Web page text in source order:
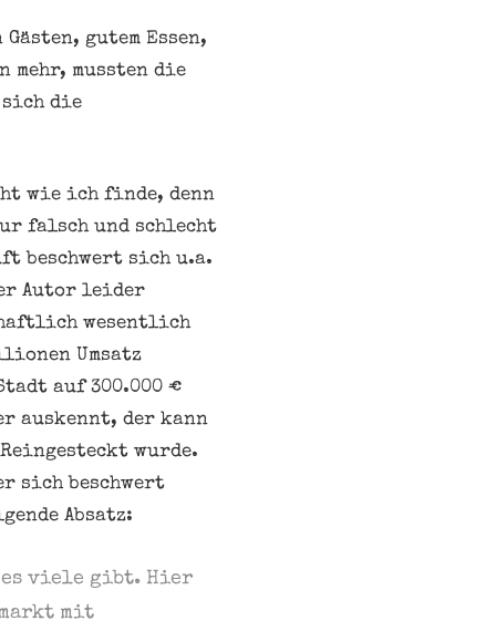
gutem Essen,
mussten die
sich die
wie ich finde, denn
falsch und schlecht
beschwert sich u.a.
Autor leider
wesentlich
Umsatz
auf 300.000 €
auskennt, der kann
wurde.
sich beschwert
Absatz:
es viele gibt. Hier
mit